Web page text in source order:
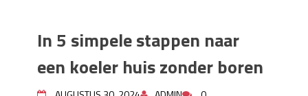
evenementen
H₂S in Rotterdamse woonwijken:
metingen, geurneutralisatie en
In 5 simpele stappen naar
een koeler huis zonder boren